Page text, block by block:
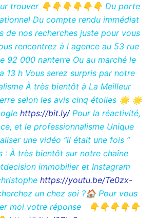
trouver 👇👇👇👇👇👇 Du porte
Du compte rendu immédiat
de nos recherches juste pour vous
rencontrez à l agence au 53 rue
92 000 nanterre Ou au marché le
13 h Vous serez surpris par notre
À très bientôt à La Meilleur
selon les avis cinq étoiles 🌟 🌟
https://bit.ly/Pour la réactivité,
et le professionnalisme Unique
une vidéo ‘’il était une fois ‘’
: À très bientôt sur notre chaîne
immobilier et Instagram
https://youtu.be/Te0zx-
un chez soi ?🏠 Pour vous
moi votre réponse 👇👇👇👇👇